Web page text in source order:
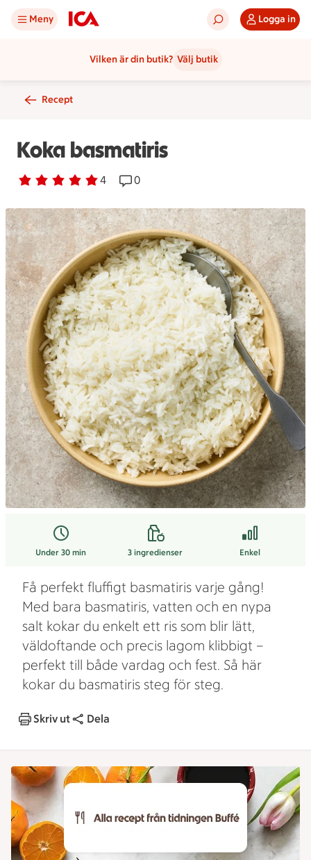
Meny Logga in
Vilken är din butik? Välj butik
Recept
Koka basmatiris
Betyg 5 av 5. 4
4 personer har röstatReceptet har 0 kommentarer
0
Under 30 min 3ingredienser Enkel
Få perfekt fluffigt basmatiris varje gång!
Med bara basmatiris, vatten och en nypa
salt kokar du enkelt ett ris som blir lätt,
väldoftande och precis lagom klibbigt –
perfekt till både vardag och fest. Så här
kokar du basmatiris steg för steg.
Skriv ut Dela